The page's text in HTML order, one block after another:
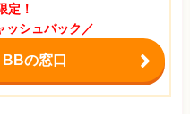
定！
ッシュバック／
の窓口